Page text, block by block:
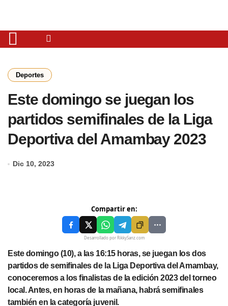
Deportes
Este domingo se juegan los
partidos semifinales de la Liga
Deportiva del Amambay 2023
Dic 10, 2023
Compartir en:
Desarrollado por RikkySanz.com
Este domingo (10), a las 16:15 horas, se juegan los dos
partidos de semifinales de la Liga Deportiva del Amambay,
conoceremos a los finalistas de la edición 2023 del torneo
local. Antes, en horas de la mañana, habrá semifinales
también en la categoría juvenil.